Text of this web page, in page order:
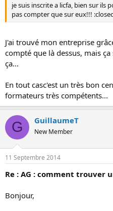
je suis inscrite a licfa, bien sur ils
pas compter que sur eux!!!
J'ai trouvé mon entreprise
compté que là dessus, mais
ça...
En tout casc'est un très bon
formateurs très compétents...
G GuillaumeT
New Member
11 Septembre 2014
Re : AG : comment trouver
Bonjour,